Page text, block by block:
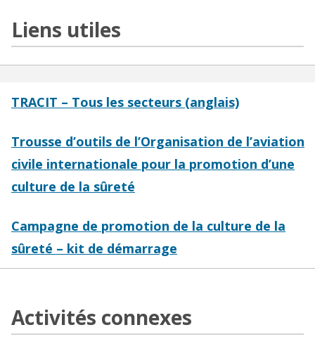
Liens utiles
TRACIT – Tous les secteurs (anglais)
Trousse d’outils de l’Organisation de l’aviation
civile internationale pour la promotion d’une
culture de la sûreté
Campagne de promotion de la culture de la
sûreté – kit de démarrage
Activités connexes